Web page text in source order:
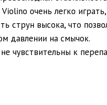
очень легко
струн высока, что
давлении на смычок.
чувствительны к